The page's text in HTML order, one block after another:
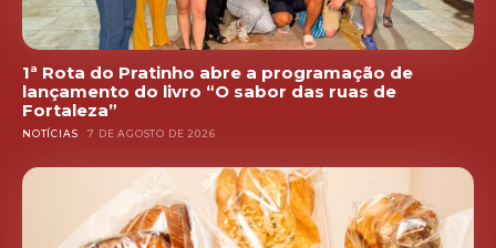
1ª Rota do Pratinho abre a programação de
lançamento do livro “O sabor das ruas de
Fortaleza”
NOTÍCIAS 7 DE AGOSTO DE 2026